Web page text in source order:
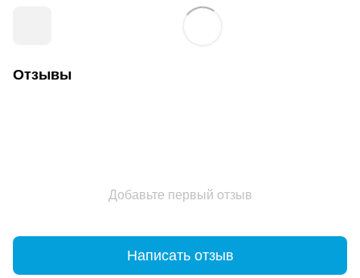
Отзывы
Добавьте первый отзыв
Написать отзыв